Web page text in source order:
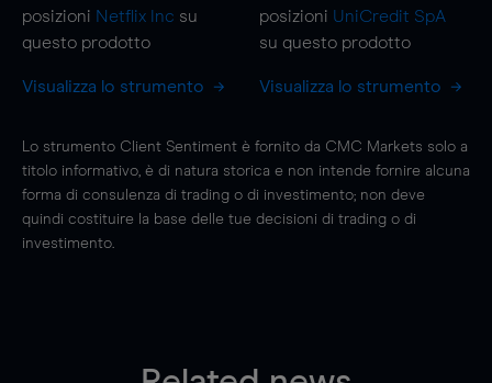
posizioni Netflix Inc su
questo prodotto
Visualizza lo strumento
posizioni UniCredit SpA
su questo prodotto
Visualizza lo strumento
Lo strumento Client Sentiment è fornito da CMC Markets solo a
titolo informativo, è di natura storica e non intende fornire alcuna
forma di consulenza di trading o di investimento; non deve
quindi costituire la base delle tue decisioni di trading o di
investimento.